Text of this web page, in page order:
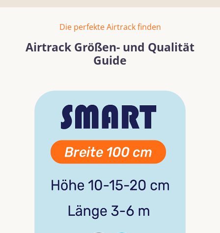
Die perfekte Airtrack finden
Airtrack Größen- und Qualität
Guide
Bildergalerie überspringen
Mehr erfahren